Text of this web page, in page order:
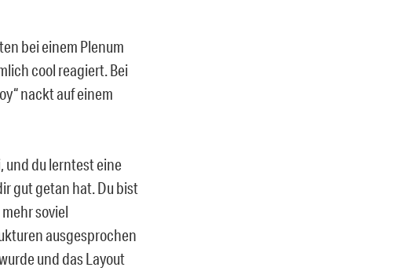
bei einem Plenum
cool reagiert. Bei
nackt auf einem
und du lerntest eine
gut getan hat. Du bist
soviel
ausgesprochen
und das Layout